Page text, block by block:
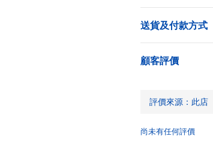
送貨及付款方式
顧客評價
尚未有任何評價